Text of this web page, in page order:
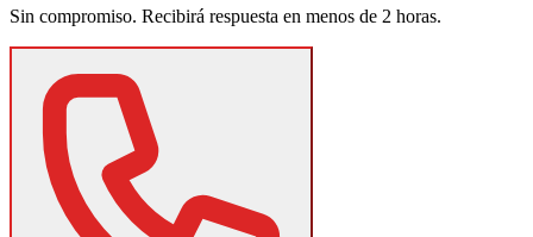
Sin compromiso. Recibirá respuesta en menos de 2 horas.